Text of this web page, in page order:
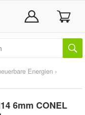
Energien ›
6mm CONEL